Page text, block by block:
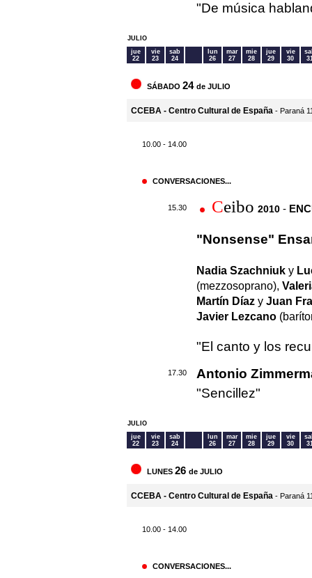
"De música
JULIO
jue
22
vie
23
sab
24
lun
26
mar
27
mie
28
jue
29
vie
30
SÁBADO 24 de JULIO
CCEBA - Centro Cultural de España - Paraná
10.00 - 14.00
CONVERSACIONES...
15.30 Ceibo 2010 -
"Nonsense"
Nadia Szachniuk y
(mezzosoprano),
Martín Díaz y Juan
Javier Lezcano
"El canto y los
17.30
Antonio
"Sencillez"
JULIO
jue
22
vie
23
sab
24
lun
26
mar
27
mie
28
jue
29
vie
30
LUNES 26 de JULIO
CCEBA - Centro Cultural de España - Paraná
10.00 - 14.00
CONVERSACIONES...